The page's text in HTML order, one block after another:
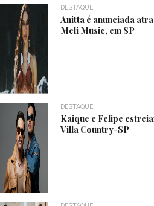
DESTAQUE
Anitta é anunciada
Meli Music, em SP
DESTAQUE
Kaique e Felipe
Villa Country-SP